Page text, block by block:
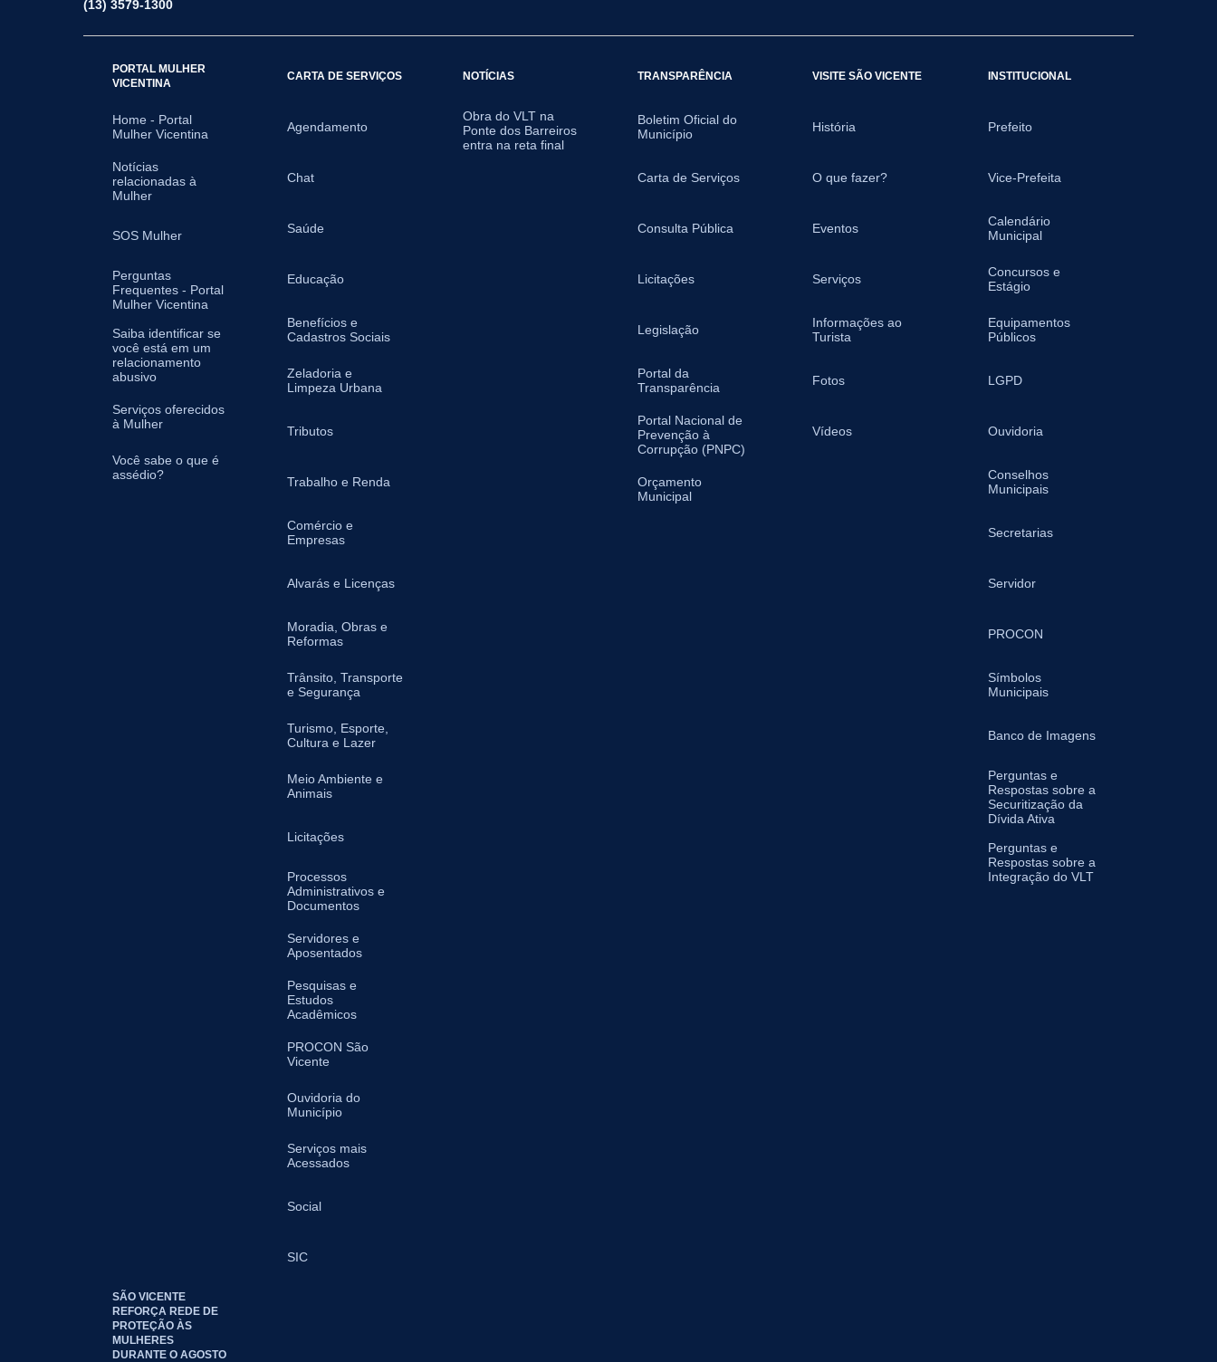
(13) 3579-1300
PORTAL MULHER
VICENTINA
Home - Portal
Mulher Vicentina
Notícias
relacionadas à
Mulher
SOS Mulher
Perguntas
Frequentes - Portal
Mulher Vicentina
Saiba identificar se
você está em um
relacionamento
abusivo
Serviços oferecidos
à Mulher
Você sabe o que é
assédio?
CARTA DE SERVIÇOS
Agendamento
Chat
Saúde
Educação
Benefícios e
Cadastros Sociais
Zeladoria e
Limpeza Urbana
Tributos
Trabalho e Renda
Comércio e
Empresas
Alvarás e Licenças
Moradia, Obras e
Reformas
Trânsito, Transporte
e Segurança
Turismo, Esporte,
Cultura e Lazer
Meio Ambiente e
Animais
Licitações
Processos
Administrativos e
Documentos
Servidores e
Aposentados
Pesquisas e
Estudos
Acadêmicos
PROCON São
Vicente
Ouvidoria do
Município
Serviços mais
Acessados
Social
SIC
NOTÍCIAS
Obra do VLT na
Ponte dos Barreiros
entra na reta final
TRANSPARÊNCIA
Boletim Oficial do
Município
Carta de Serviços
Consulta Pública
Licitações
Legislação
Portal da
Transparência
Portal Nacional de
Prevenção à
Corrupção (PNPC)
Orçamento
Municipal
VISITE SÃO VICENTE
História
O que fazer?
Eventos
Serviços
Informações ao
Turista
Fotos
Vídeos
INSTITUCIONAL
Prefeito
Vice-Prefeita
Calendário
Municipal
Concursos e
Estágio
Equipamentos
Públicos
LGPD
Ouvidoria
Conselhos
Municipais
Secretarias
Servidor
PROCON
Símbolos
Municipais
Banco de Imagens
Perguntas e
Respostas sobre a
Securitização da
Dívida Ativa
Perguntas e
Respostas sobre a
Integração do VLT
SÃO VICENTE
REFORÇA REDE DE
PROTEÇÃO ÀS
MULHERES
DURANTE O AGOSTO